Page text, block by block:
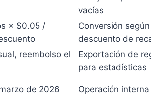
vacías
× $0.05 /
Conversión
descuento de
reembolso el
Exportación de
para estadísticas
de 2026 Operación